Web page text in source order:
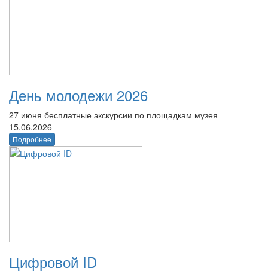
День молодежи 2026
27 июня бесплатные экскурсии по площадкам музея
15.06.2026
Подробнее
Цифровой ID